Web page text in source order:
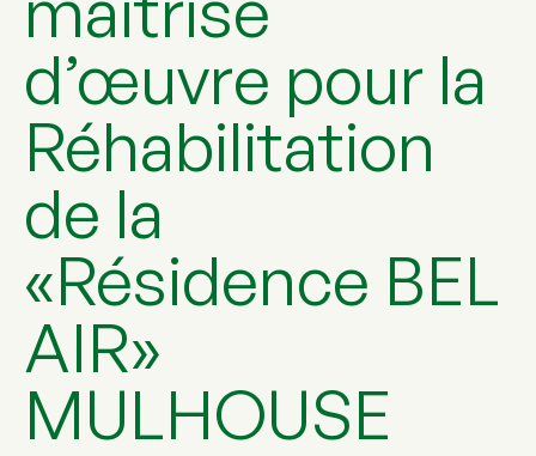
u
d’œuvre pour la
Réhabilitation
de la
«Résidence BEL
AIR»
MULHOUSE